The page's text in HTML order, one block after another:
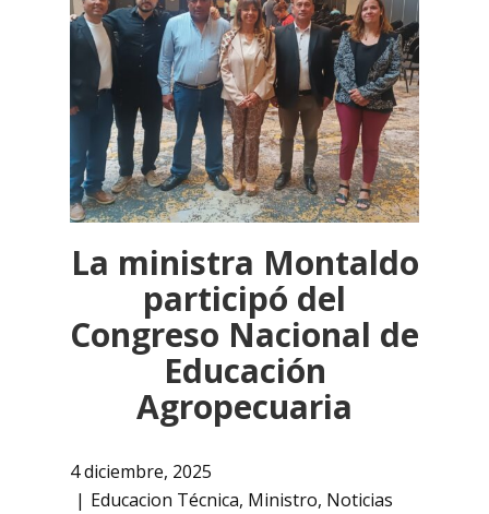
La ministra Montaldo
participó del
Congreso Nacional de
Educación
Agropecuaria
4 diciembre, 2025
Educacion Técnica, Ministro, Noticias